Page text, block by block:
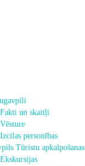
Fakti un skaitļi
Vēsture
Izcilas personības
Tūristu
Ekskursijas